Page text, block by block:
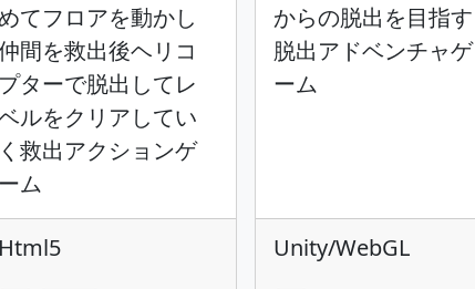
てフロアを動かし
間を救出後ヘリコ
プターで脱出してレ
ルをクリアしてい
く救出アクションゲ
ーム
Html5
からの脱出を目指す
脱出アドベンチャゲ
ーム
Unity/WebGL